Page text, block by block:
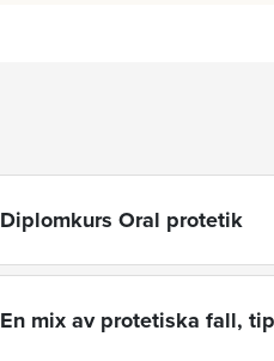
Diplomkurs Oral protetik
En mix av protetiska fall,